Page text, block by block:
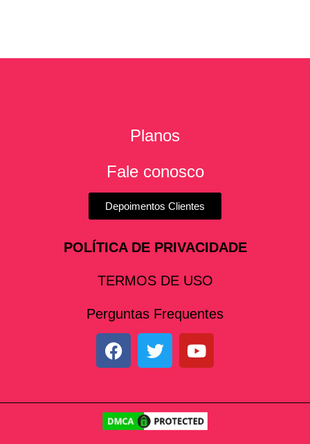
Planos
Fale conosco
Depoimentos Clientes
POLÍTICA DE PRIVACIDADE
TERMOS DE USO
Perguntas Frequentes